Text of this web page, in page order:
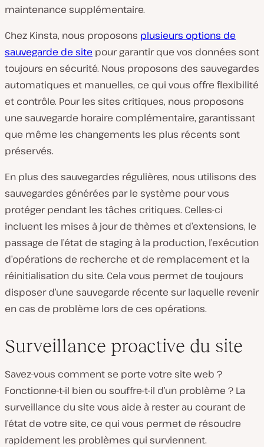
maintenance supplémentaire.
Chez Kinsta, nous proposons plusieurs options de
sauvegarde de site pour garantir que vos données sont
toujours en sécurité. Nous proposons des sauvegardes
automatiques et manuelles, ce qui vous offre flexibilité
et contrôle. Pour les sites critiques, nous proposons
une sauvegarde horaire complémentaire, garantissant
que même les changements les plus récents sont
préservés.
En plus des sauvegardes régulières, nous utilisons des
sauvegardes générées par le système pour vous
protéger pendant les tâches critiques. Celles-ci
incluent les mises à jour de thèmes et d’extensions, le
passage de l’état de staging à la production, l’exécution
d’opérations de recherche et de remplacement et la
réinitialisation du site. Cela vous permet de toujours
disposer d’une sauvegarde récente sur laquelle revenir
en cas de problème lors de ces opérations.
Surveillance proactive du site
Savez-vous comment se porte votre site web ?
Fonctionne-t-il bien ou souffre-t-il d’un problème ? La
surveillance du site vous aide à rester au courant de
l’état de votre site, ce qui vous permet de résoudre
rapidement les problèmes qui surviennent.